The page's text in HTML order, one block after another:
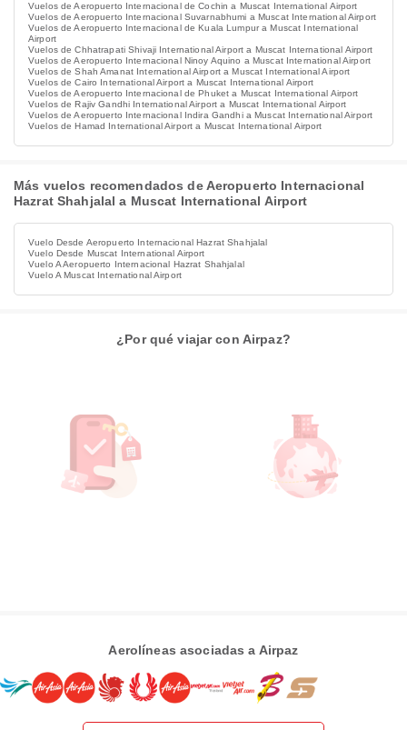
Vuelos de Aeropuerto Internacional de Cochin a Muscat International Airport
Vuelos de Aeropuerto Internacional Suvarnabhumi a Muscat International Airport
Vuelos de Aeropuerto Internacional de Kuala Lumpur a Muscat International
Airport
Vuelos de Chhatrapati Shivaji International Airport a Muscat International Airport
Vuelos de Aeropuerto Internacional Ninoy Aquino a Muscat International Airport
Vuelos de Shah Amanat International Airport a Muscat International Airport
Vuelos de Cairo International Airport a Muscat International Airport
Vuelos de Aeropuerto Internacional de Phuket a Muscat International Airport
Vuelos de Rajiv Gandhi International Airport a Muscat International Airport
Vuelos de Aeropuerto Internacional Indira Gandhi a Muscat International Airport
Vuelos de Hamad International Airport a Muscat International Airport
Más vuelos recomendados de Aeropuerto Internacional
Hazrat Shahjalal a Muscat International Airport
Vuelo Desde Aeropuerto Internacional Hazrat Shahjalal
Vuelo Desde Muscat International Airport
Vuelo A Aeropuerto Internacional Hazrat Shahjalal
Vuelo A Muscat International Airport
¿Por qué viajar con Airpaz?
Aerolíneas asociadas a Airpaz